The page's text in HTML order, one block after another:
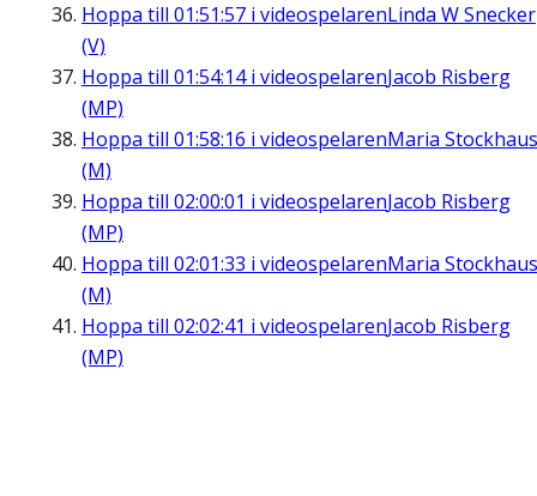
Hoppa till 01:51:57 i videospelarenLinda W Snecker
(V)
Hoppa till 01:54:14i videospelarenJacob Risberg
(MP)
Hoppa till 01:58:16 i videospelarenMaria Stockhaus
(M)
Hoppa till 02:00:01 i videospelarenJacob Risberg
(MP)
Hoppa till 02:01:33 i videospelarenMaria Stockhaus
(M)
Hoppa till 02:02:41 i videospelarenJacob Risberg
(MP)